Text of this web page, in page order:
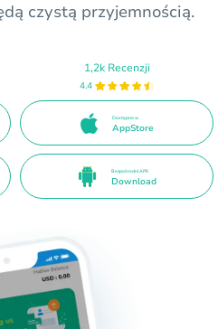
czystą przyjemnością.
1,2k Recenzji
4.4
Dostępne w
AppStore
Bezpośredni APK
Download